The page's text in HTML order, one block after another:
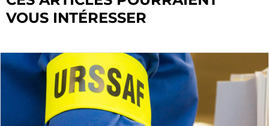
VOUS INTÉRESSER